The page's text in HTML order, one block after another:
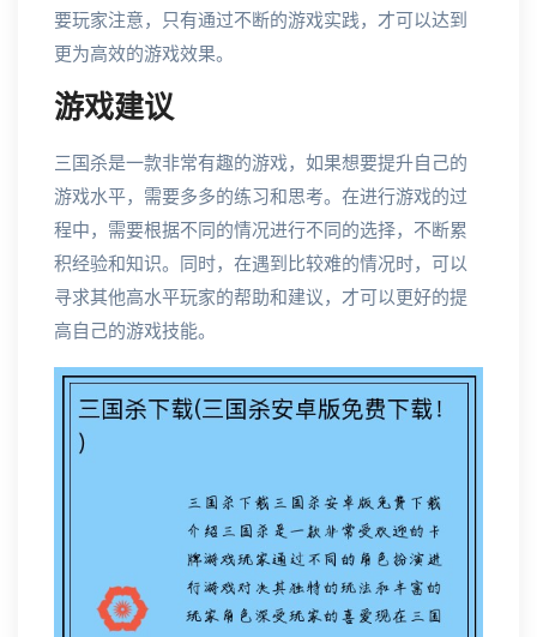
要玩家注意，只有通过不断的游戏实践，才可以达到
更为高效的游戏效果。
游戏建议
三国杀是一款非常有趣的游戏，如果想要提升自己的
游戏水平，需要多多的练习和思考。在进行游戏的过
程中，需要根据不同的情况进行不同的选择，不断累
积经验和知识。同时，在遇到比较难的情况时，可以
寻求其他高水平玩家的帮助和建议，才可以更好的提
高自己的游戏技能。